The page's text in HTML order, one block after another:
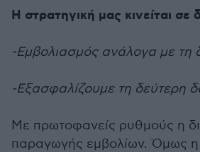
Η στρατηγική μας κινείται
-Εμβολιασμός ανάλογα με τη
-Εξασφαλίζουμε τη δεύτερη
Με πρωτοφανείς ρυθμούς η
παραγωγής εμβολίων. Όμως